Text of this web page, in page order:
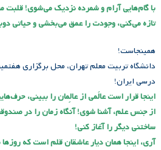
با گام‌هایی آرام و شمرده نزدیک می‌شوی! قلبت
تازه می‌کنی، وجودت را عمق می‌بخشی و حیاتی
همینجاست!
دانشگاه تربیت معلم تهران، محل برگزاری
درسی ایران!
اینجا قرار است عالَمی از عالِمان را ببینی،
از جنس علم، آشنا شوی! آنگاه زمان را در
ساختنی دیگر را آغاز کنی!
آری، اینجا همان دیار عاشقان قلم است که